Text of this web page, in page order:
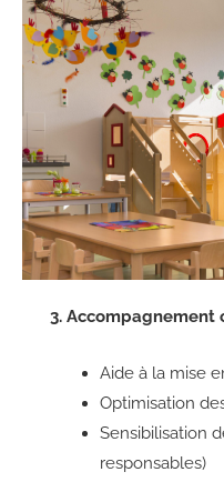
3. Accompagnement
Aide à la mise
Optimisation
Sensibilisation
responsables)